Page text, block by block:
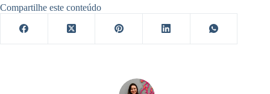
Compartilhe este conteúdo